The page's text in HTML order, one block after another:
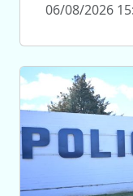
06/08/2026